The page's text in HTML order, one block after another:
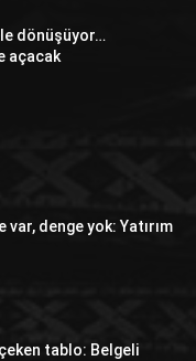
dönüşüyor…
açacak
denge yok: Yatırım
tablo: Belgeli